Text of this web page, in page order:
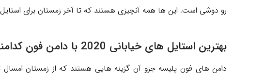
رو دوشی است. این ها همه آنچیزی هستند که تا آخر زمستان برای استایل
بهترین استایل های خیابانی 2020 با دامن فون کدامند؟